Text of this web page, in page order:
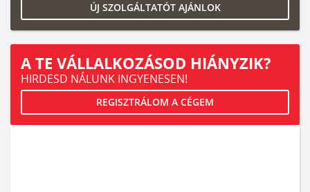
ÚJ SZOLGÁLTATÓT AJÁNLOK
A TE VÁLLALKOZÁSOD HIÁNYZIK?
HIRDESD NÁLUNK INGYENESEN!
REGISZTRÁLOM A CÉGEM